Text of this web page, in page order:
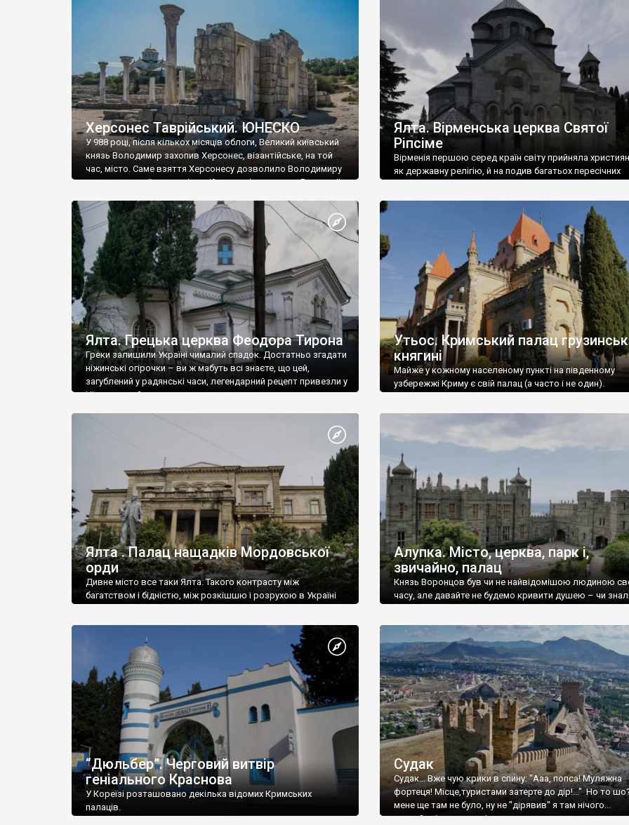
візантійської доби. Раритети викрадені з фондів об’єкту
культурної спадщини ЮНЕСКО «Херсонеса Таврійського».
Офіційно – на виставку «Золото Візантії», але експерти та
влада в Україні вважають це лише […]
називаються «повстяками» (postaki)…” “Вино. Крим
виробляє відмінне вино і його вдосталь: воно все
легке біле і дуже […]
Херсонес Таврійський. ЮНЕСКО
У 988 році, після кількох місяців облоги, Великий київський
князь Володимир захопив Херсонес, візантійське, на той
час, місто. Саме взяття Херсонесу дозволило Володимиру
диктувати свої умови візантійському імператору Василю ІІ,
Херсонесі Володимир-язичник, став Василем-
християнином. А потім було Хрещення Русі. На честь
Херсонесу Таврійського названо місто […]
Ялта. Вірменська церква Святої
Ріпсіме
Вірменія першою серед країн світу прийняла
як державну релігію, й на подив багатьох пересічних
Ялта. Грецька церква Феодора Тирона
Греки залишили Україні чималий спадок. Достатньо згадати
ніжинські огірочки – ви ж мабуть всі знаєте, що цей,
загублений у радянські часи, легендарний рецепт привезли у
Ніжин греки?
Утьос. Кримський палац
княгині
Майже у кожному населеному пункті на південному
узбережжі Криму є свій палац (а часто і не один).
Ялта . Палац нащадків Мордовської
орди
Дивне місто все таки Ялта. Такого контрасту між
багатством і бідністю, між розкішшю і розрухою в Україні
Алупка. Місто, церква, парк і,
звичайно, палац
Князь Воронцов був чи не найвідомішою людиною
часу, але давайте не будемо кривити душею – чи
“Дюльбер”. Черговий витвір
геніального Краснова
У Кореїзі розташовано декілька відомих Кримських
палаців.
Судак
Судак... Вже чую крики в спину: "Ааа, попса! Муляжна
фортеця! Місце,туристами затерте до дір!..." Но то
мене ще там не було, ну не "дірявив" я там нічого...
принаймні до цього літа.